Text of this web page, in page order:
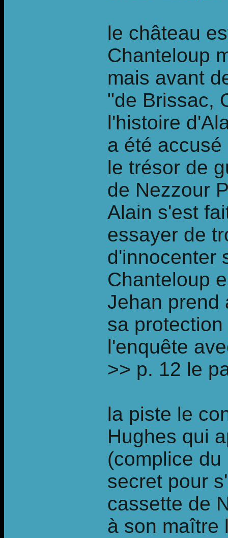
le château
Chanteloup
mais avant
"de Brissac,
l'histoire
a été
le trésor de
de Nezzour
Alain s'est
essayer de
d'innocenter
Chanteloup
Jehan prend
sa
l'enquête
>> p. 12 le
la piste le
Hughes qui
(complice
secret pour
cassette de
à son maître